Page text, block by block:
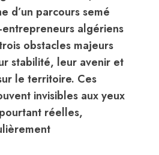
d’un parcours semé
entrepreneurs algériens
obstacles majeurs
stabilité, leur avenir et
le territoire. Ces
invisibles aux yeux
réelles,